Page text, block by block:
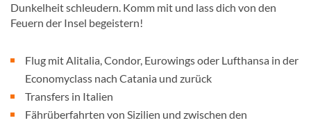
Dunkelheit schleudern. Komm mit und lass dich von den
Feuern der Insel begeistern!
Flug mit Alitalia, Condor, Eurowings oder Lufthansa in der
Economyclass nach Catania und zurück
Transfers in Italien
Fährüberfahrten von Sizilien und zwischen den